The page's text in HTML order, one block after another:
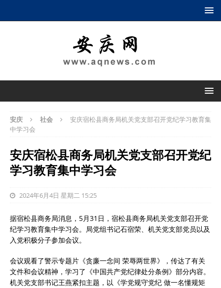
安庆 社会
安庆宿松县商务局机关党支部召开党纪学习教育集
中学习会
安庆宿松县商务局机关党支部召开党纪
学习教育集中学习会
2024年6月4日 星期二 15:25
据宿松县商务局消息，5月31日，宿松县商务局机关党支部召开党
纪学习教育集中学习会。局党组书记石宿荣、机关党支部党员以及
入党积极分子参加会议。
会议观看了警示专题片《贪廉一念间 荣辱两世界》，传达了有关
文件和会议精神，学习了《中国共产党纪律处分条例》部分内容。
机关党支部书记王燕紧扣主题，以《学党规守党纪 做一名懂规矩